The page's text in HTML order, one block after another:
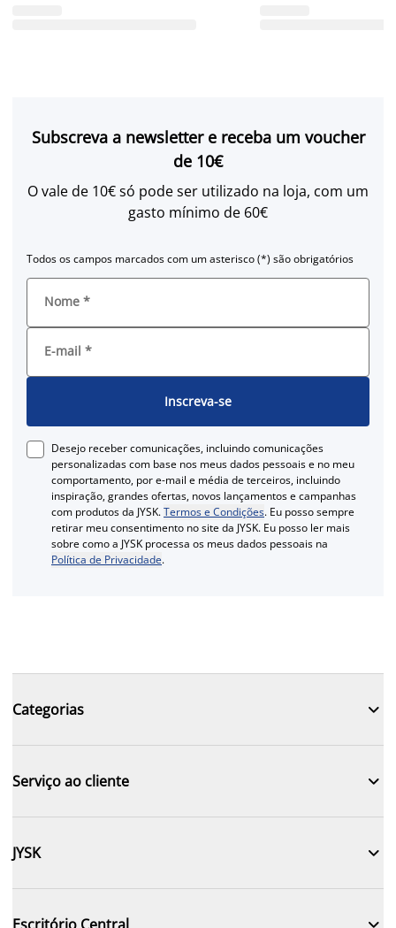
Subscreva a newsletter e receba um voucher
de 10€
O vale de 10€ só pode ser utilizado na loja, com um
gasto mínimo de 60€
Todos os campos marcados com um asterisco (*) são obrigatórios
Nome *
E-mail *
Inscreva-se
Desejo receber comunicações, incluindo comunicações
personalizadas com base nos meus dados pessoais e no meu
comportamento, por e-mail e média de terceiros, incluindo
inspiração, grandes ofertas, novos lançamentos e campanhas
com produtos da JYSK.Termos e Condições. Eu posso sempre
retirar meu consentimento no site da JYSK. Eu posso ler mais
sobre como a JYSK processa os meus dados pessoais na
Política de Privacidade.
Categorias 
Serviço ao cliente 
JYSK 